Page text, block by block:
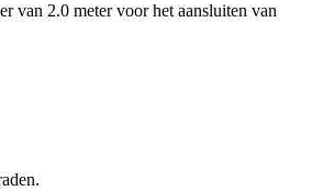
van 2.0 meter voor het aansluiten van